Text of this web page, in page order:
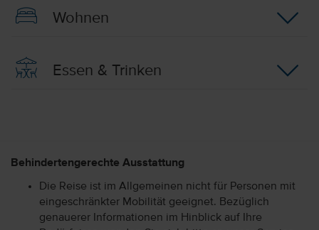
Wohnen
Essen & Trinken
Behindertengerechte Ausstattung
Die Reise ist im Allgemeinen nicht für Personen mit
eingeschränkter Mobilität geeignet. Bezüglich
genauerer Informationen im Hinblick auf Ihre